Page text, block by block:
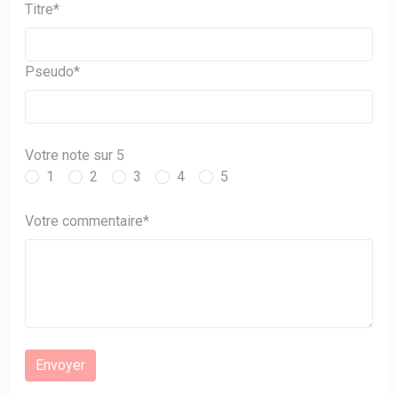
Titre*
Pseudo*
Votre note sur 5
1
2 3 4 5
Votre commentaire*